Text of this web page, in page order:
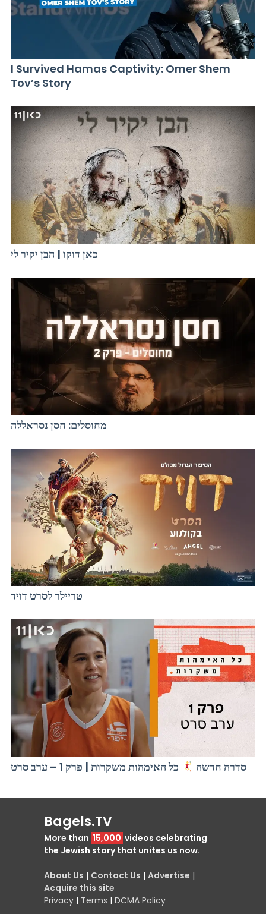
I Survived Hamas Captivity: Omer Shem
Tov’s Story
כאן דוקו | הבן יקיר לי
מחוסלים: חסן נסראללה
טריילר לסרט דויד
סדרה חדשה כל האימהות משקרות | פרק 1 – ערב סרט
Bagels.TV
More than 15,000 videos celebrating
the Jewish story that unites us now.
About Us | Contact Us | Advertise |
Acquire this site
Privacy | Terms | DCMA Policy